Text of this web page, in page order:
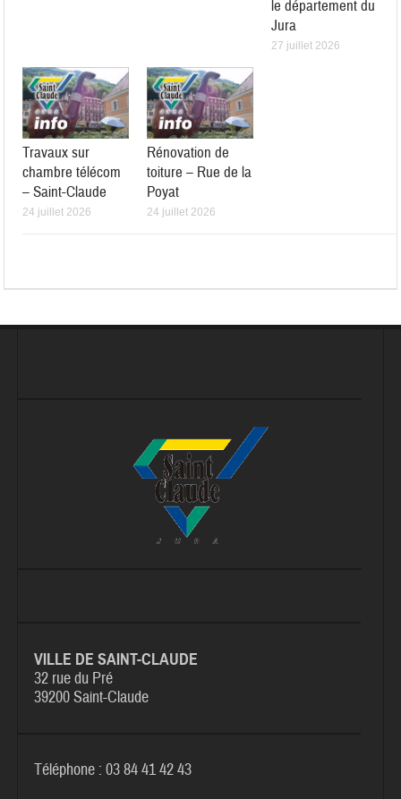
le département du
Jura
27 juillet 2026
Travaux sur
chambre télécom
– Saint-Claude
24 juillet 2026
Rénovation de
toiture – Rue de la
Poyat
24 juillet 2026
VILLE DE SAINT-CLAUDE
32 rue du Pré
39200 Saint-Claude
Téléphone : 03 84 41 42 43